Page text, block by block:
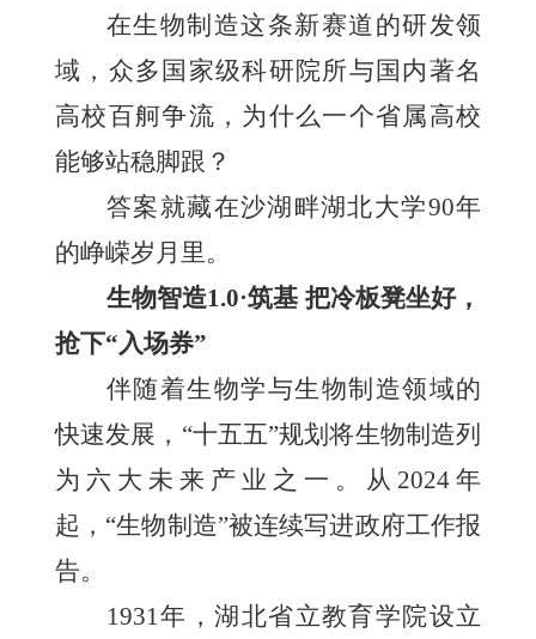
在生物制造这条新赛道的研发领
域，众多国家级科研院所与国内著名
高校百舸争流，为什么一个省属高校
能够站稳脚跟？
答案就藏在沙湖畔湖北大学90年
的峥嵘岁月里。
生物智造1.0·筑基 把冷板凳坐好，
抢下“入场券”
伴随着生物学与生物制造领域的
快速发展，“十五五”规划将生物制造列
为六大未来产业之一。从2024年
起，“生物制造”被连续写进政府工作报
告。
1931年，湖北省立教育学院设立